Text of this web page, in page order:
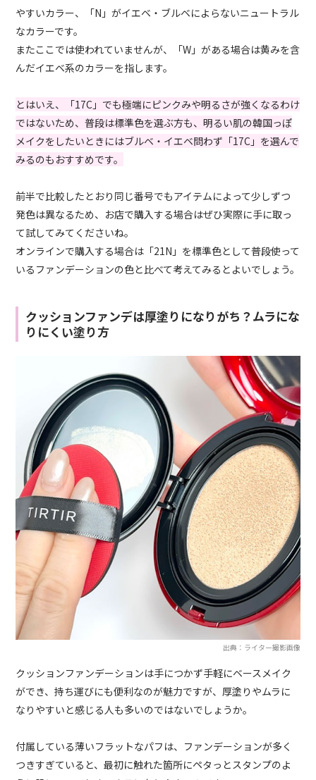
やすいカラー、「N」がイエベ・ブルベによらないニュートラル
なカラーです。
またここでは使われていませんが、「W」がある場合は黄みを含
んだイエベ系のカラーを指します。
とはいえ、「17C」でも極端にピンクみや明るさが強くなるわけ
ではないため、普段は標準色を選ぶ方も、明るい肌の韓国っぽ
メイクをしたいときにはブルベ・イエベ問わず「17C」を選んで
みるのもおすすめです。
前半で比較したとおり同じ番号でもアイテムによって少しずつ
発色は異なるため、お店で購入する場合はぜひ実際に手に取っ
て試してみてくださいね。
オンラインで購入する場合は「21N」を標準色として普段使って
いるファンデーションの色と比べて考えてみるとよいでしょう。
クッションファンデは厚塗りになりがち？ムラにな
りにくい塗り方
出典：ライター撮影画像
クッションファンデーションは手につかず手軽にベースメイク
ができ、持ち運びにも便利なのが魅力ですが、厚塗りやムラに
なりやすいと感じる人も多いのではないでしょうか。
付属している薄いフラットなパフは、ファンデーションが多く
つきすぎていると、最初に触れた箇所にペタっとスタンプのよ